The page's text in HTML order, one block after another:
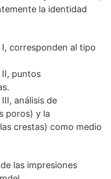
la identidad
corresponden al tipo
puntos
análisis de
poros) y la
crestas) como medio
las impresiones